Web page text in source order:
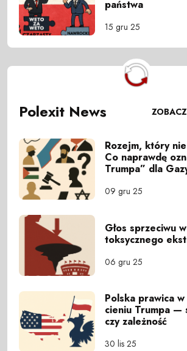
państwa
15 gru 25
Polexit News
Rozejm, który
Co naprawdę
Trumpa” dla
09 gru 25
Głos sprzeciwu
toksycznego
06 gru 25
Polska prawica w
cieniu Trumpa —
czy zależność
30 lis 25